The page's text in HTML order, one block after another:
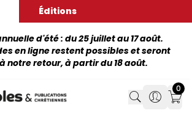
Éditions
d'été : du 25 juillet au 17 août.
en ligne restent possibles et seront
notre retour, à partir du 18 août.
Search
Search
0